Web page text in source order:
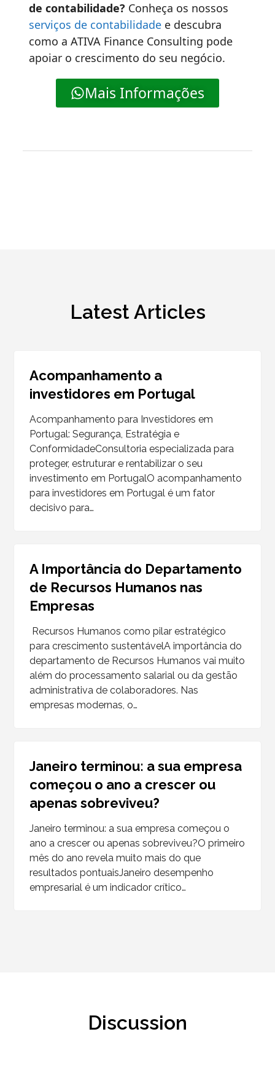
de contabilidade? Conheça os nossos
serviços de contabilidade e descubra
como a ATIVA Finance Consulting pode
apoiar o crescimento do seu negócio.
Mais Informações
Latest Articles
Acompanhamento a
investidores em Portugal
Acompanhamento para Investidores em
Portugal: Segurança, Estratégia e
ConformidadeConsultoria especializada para
proteger, estruturar e rentabilizar o seu
investimento em PortugalO acompanhamento
para investidores em Portugal é um fator
decisivo para…
A Importância do Departamento
de Recursos Humanos nas
Empresas
Recursos Humanos como pilar estratégico
para crescimento sustentávelA importância do
departamento de Recursos Humanos vai muito
além do processamento salarial ou da gestão
administrativa de colaboradores. Nas
empresas modernas, o…
Janeiro terminou: a sua empresa
começou o ano a crescer ou
apenas sobreviveu?
Janeiro terminou: a sua empresa começou o
ano a crescer ou apenas sobreviveu?O primeiro
mês do ano revela muito mais do que
resultados pontuaisJaneiro desempenho
empresarial é um indicador crítico…
Discussion